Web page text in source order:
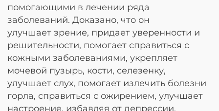
помогающими в лечении ряда
заболеваний. Доказано, что он
улучшает зрение, придает уверенности и
решительности, помогает справиться с
кожными заболеваниями, укрепляет
мочевой пузырь, кости, селезенку,
улучшает слух, помогает излечить болезни
горла, справиться с ожирением, улучшает
настроение, избавляя от депрессии,